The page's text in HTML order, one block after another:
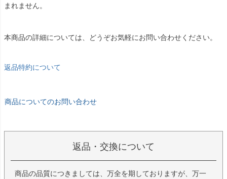
まれません。
本商品の詳細については、どうぞお気軽にお問い合わせください。
返品特約について
商品についてのお問い合わせ
返品・交換について
商品の品質につきましては、万全を期しておりますが、万一